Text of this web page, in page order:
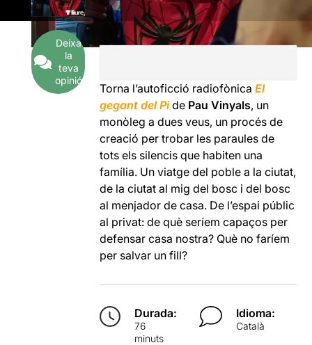
Deixa
la
teva
opinió
Torna l’autoficció radiofònicaEl
gegant del Pide Pau Vinyals, un
monòleg a dues veus, un procés de
creació per trobar les paraules de
tots els silencis que habiten una
família. Un viatge del poble a la ciutat,
de la ciutat al mig del bosc i del bosc
al menjador de casa. De l’espai públic
al privat: de què seríem capaços per
defensar casa nostra? Què no faríem
per salvar un fill?
Durada:
76
minuts
Idioma:
Català